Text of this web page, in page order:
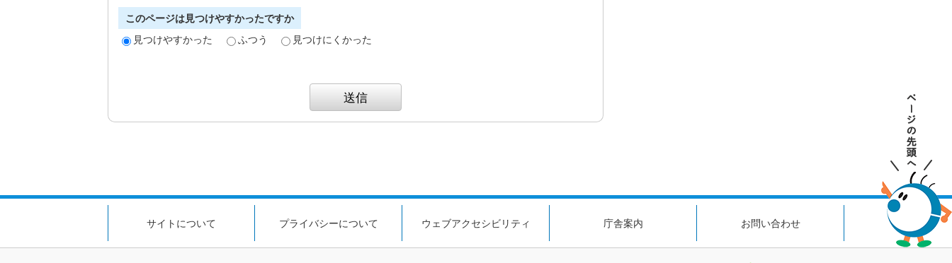
このページは見つけやすかったですか
見つけやすかった
ふつう 見つけにくかった
サイトについて プライバシーについて ウェブアクセシビリティ 庁舎案内 お問い合わせ